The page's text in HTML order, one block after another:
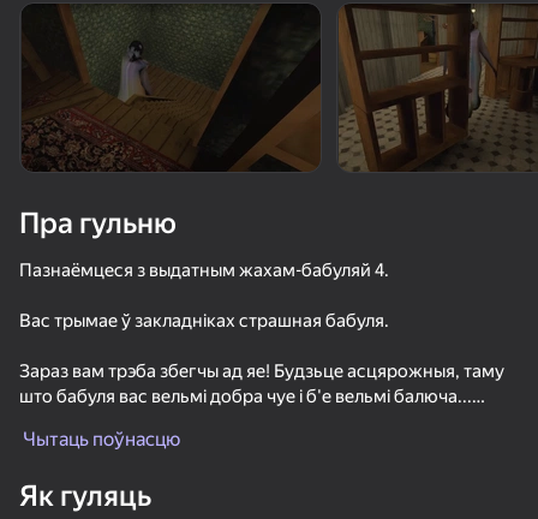
Павярніце прыладу
Гульня працуе толькі ў гарызантальнай
арыентацыі
Nextbots: Sandbox of Memes
Пра гульню
Пазнаёмцеся з выдатным жахам-бабуляй 4.
Вас трымае ў закладніках страшная бабуля.
Зараз вам трэба збегчы ад яе! Будзьце асцярожныя, таму
што бабуля вас вельмі добра чуе і б'е вельмі балюча...
Выкарыстоўвайце сваю кемлівасць, каб спыніць бабулю,
таксама жадаем вам поспеху!
Чытаць поўнасцю
Як гуляць